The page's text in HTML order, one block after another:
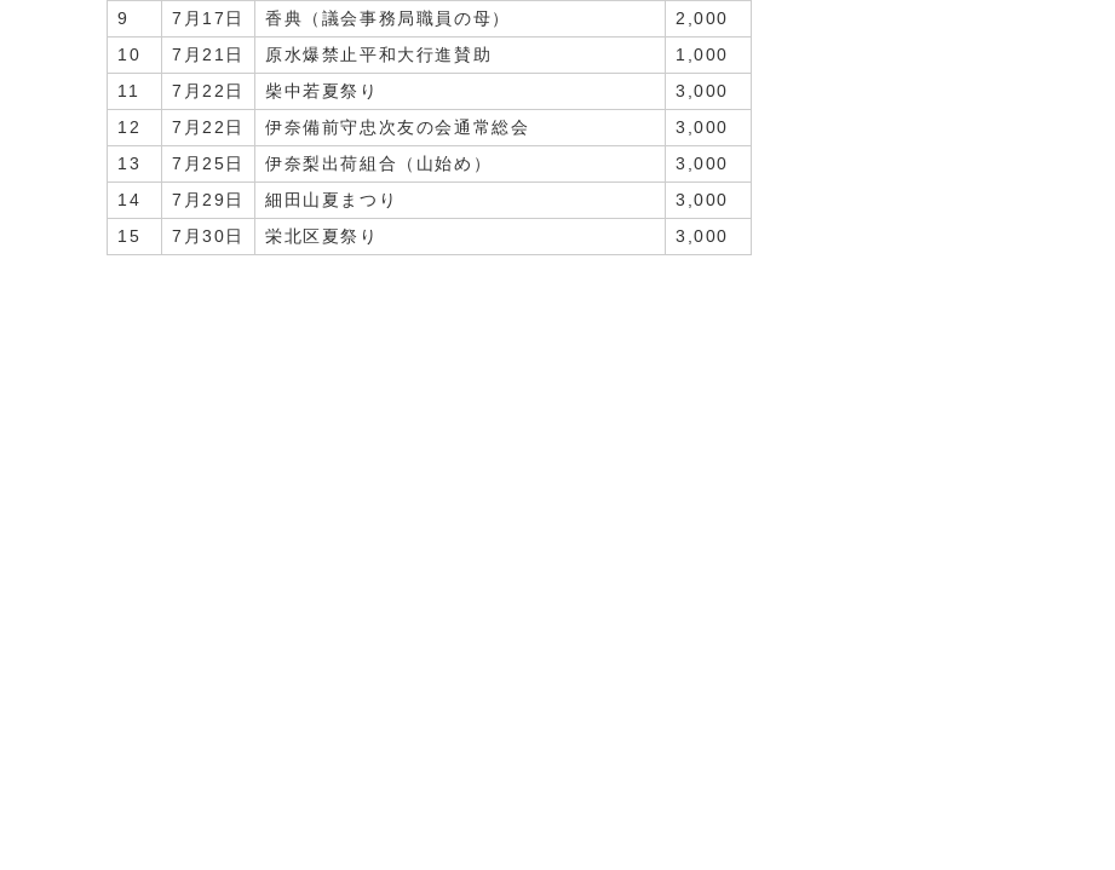
9
7月17日 香典（議会事務局職員の母）
2,000
10
7月21日 原水爆禁止平和大行進賛助
1,000
11
7月22日 柴中若夏祭り
3,000
12
7月22日 伊奈備前守忠次友の会通常総会
3,000
13
7月25日 伊奈梨出荷組合（山始め）
3,000
14
7月29日 細田山夏まつり
3,000
15
7月30日 栄北区夏祭り 3,000